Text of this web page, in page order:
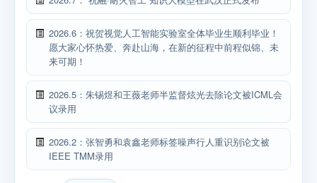
2026.6：祝贺视觉人工智能实验室全体毕业生顺利毕业！
愿大家心怀热爱、奔赴山海，在新的征程中前程似锦、未
来可期！
2026.5：朱锡煜和王薇老师半监督炫光去除论文被ICML会
议录用
2026.2：张智勇和袁鑫老师标签噪声行人重识别论文被
IEEE TMM录用